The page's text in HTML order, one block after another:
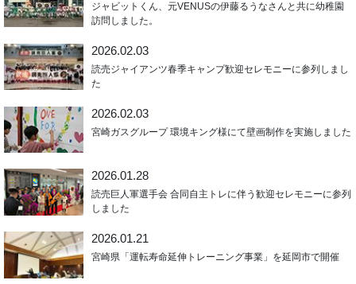
ジャビットくん、元VENUSの伊藤るうなさんと共に幼稚園
訪問しました。
2026.02.03
読売ジャイアンツ春季キャンプ歓迎セレモニーに参列しまし
た
2026.02.03
宮崎ガスグループ 環境キング様にて壁画制作を実施しました
2026.01.28
読売巨人軍選手会 合同自主トレに伴う歓迎セレモニーに参列
しました
2026.01.21
宮崎県「運転寿命延伸トレーニング事業」を延岡市で開催